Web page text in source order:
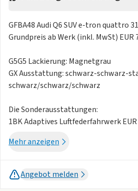
GFBA48 Audi Q6 SUV e-tron quattro
Grundpreis ab Werk (inkl. MwSt) EUR 7
G5G5 Lackierung: Magnetgrau
GX Ausstattung: schwarz-schwarz-
schwarz/schwarz/schwarz
Die Sonderausstattungen:
1BK Adaptives Luftfederfahrwerk EUR
1.100,00
2H6 Audi drive select assistant EUR
2V4 Luftqualität-Paket EUR 399,99
Mehr anzeigen
Angebot melden